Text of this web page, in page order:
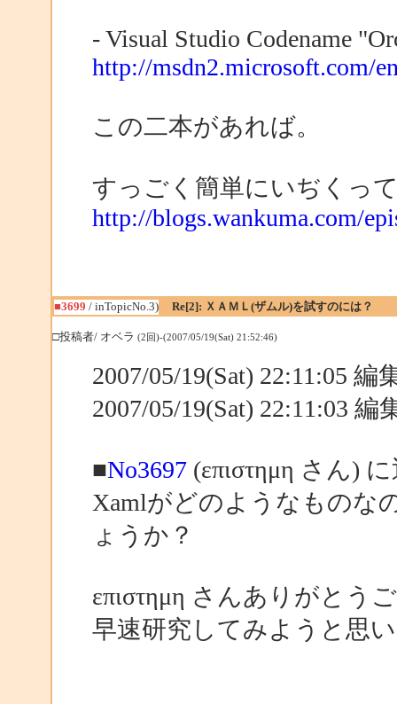
- Visual Studio Codename
http://msdn2.microsoft.com/
この二本があれば。
すっごく簡単にいぢくっ
http://blogs.wankuma.com/
■3699 / inTopicNo.3) Re[2]: ＸＡＭＬ(ザムル)を試すのには？
□投稿者/ オベラ (2回)-(2007/05/19(Sat) 21:52:46)
2007/05/19(Sat) 22:11:05 編
2007/05/19(Sat) 22:11:03 編
■No3697(επιστημη さん)
Xamlがどのようなものな
ょうか？
επιστημη さんありがとう
早速研究してみようと思